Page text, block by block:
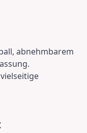
abnehmbarem